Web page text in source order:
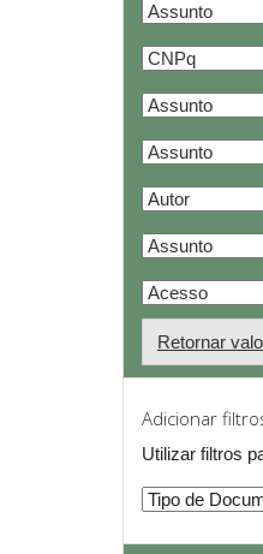
Retornar
Adicionar
Utilizar filtros